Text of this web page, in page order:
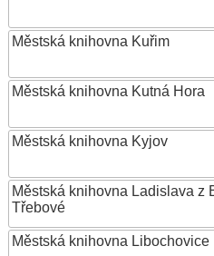
Městská knihovna Kuřim
Městská knihovna Kutná Hora
Městská knihovna Kyjov
Městská knihovna Ladislava z
Třebové
Městská knihovna Libochovice